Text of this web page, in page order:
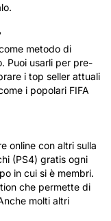
metodo di
Puoi usarli per pre-
i top seller attuali
i popolari FIFA
online con altri sulla
(PS4) gratis ogni
in cui si è membri.
che permette di
molti altri